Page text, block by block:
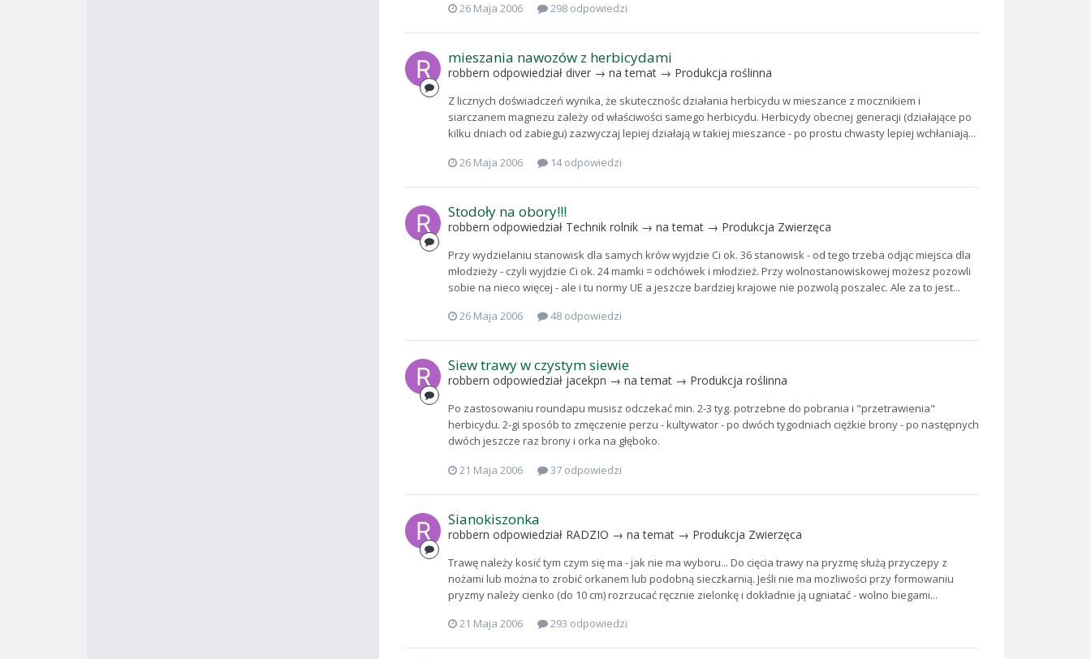
26 Maja 2006
298 odpowiedzi
mieszania nawozów z herbicydami
robbern odpowiedział diver → na temat → Produkcja roślinna
Z licznych doświadczeń wynika, że skutecznośc działania herbicydu w mieszance z mocznikiem i
siarczanem magnezu zależy od właściwości samego herbicydu. Herbicydy obecnej generacji (działające po
kilku dniach od zabiegu) zazwyczaj lepiej działają w takiej mieszance - po prostu chwasty lepiej wchłaniają...
26 Maja 2006
14 odpowiedzi
Stodoły na obory!!!
robbern odpowiedział Technik rolnik → na temat → Produkcja Zwierzęca
Przy wydzielaniu stanowisk dla samych krów wyjdzie Ci ok. 36 stanowisk - od tego trzeba odjąc miejsca dla
młodzieży - czyli wyjdzie Ci ok. 24 mamki = odchówek i młodzież. Przy wolnostanowiskowej możesz pozowli
sobie na nieco więcej - ale i tu normy UE a jeszcze bardziej krajowe nie pozwolą poszalec. Ale za to jest...
26 Maja 2006
48 odpowiedzi
Siew trawy w czystym siewie
robbern odpowiedział jacekpn → na temat → Produkcja roślinna
Po zastosowaniu roundapu musisz odczekać min. 2-3 tyg. potrzebne do pobrania i "przetrawienia"
herbicydu. 2-gi sposób to zmęczenie perzu - kultywator - po dwóch tygodniach ciężkie brony - po następnych
dwóch jeszcze raz brony i orka na głęboko.
21 Maja 2006
37 odpowiedzi
Sianokiszonka
robbern odpowiedział RADZIO → na temat → Produkcja Zwierzęca
Trawę należy kosić tym czym się ma - jak nie ma wyboru... Do cięcia trawy na pryzmę służą przyczepy z
nożami lub można to zrobić orkanem lub podobną sieczkarnią. Jeśli nie ma mozliwości przy formowaniu
pryzmy należy cienko (do 10 cm) rozrzucać ręcznie zielonkę i dokładnie ją ugniatać - wolno biegami...
21 Maja 2006
293 odpowiedzi